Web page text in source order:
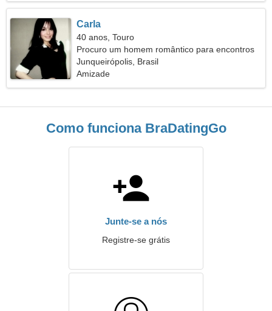
Carla
40 anos, Touro
Procuro um homem romântico para encontros
Junqueirópolis, Brasil
Amizade
Como funciona BraDatingGo
Junte-se a nós
Registre-se grátis